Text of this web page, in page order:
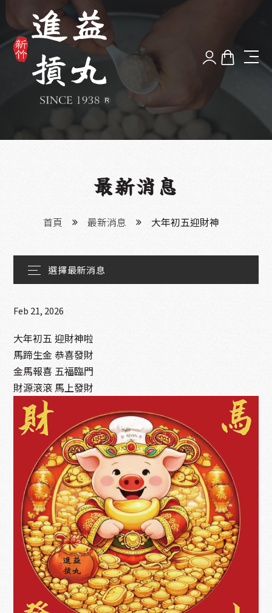
品牌故事
最新消息
服務據點
線上訂購
聯絡我們
最新消息
首頁 最新消息 大年初五迎財神
Feb 21, 2026
大年初五 迎財神啦
馬蹄生金 恭喜發財
金馬報喜 五福臨門
財源滾滾 馬上發財